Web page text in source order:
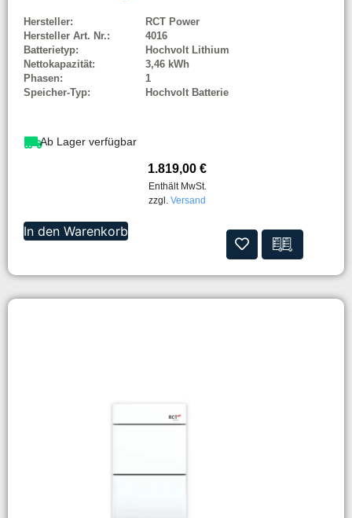
Hersteller:
RCT Power
Hersteller Art. Nr.:
4016
Batterietyp:
Hochvolt Lithium
Nettokapazität:
3,46 kWh
Phasen:
1
Speicher-Typ:
Hochvolt Batterie
Ab Lager verfügbar
1.819,00 €
Enthält MwSt.
zzgl. Versand
In den Warenkorb